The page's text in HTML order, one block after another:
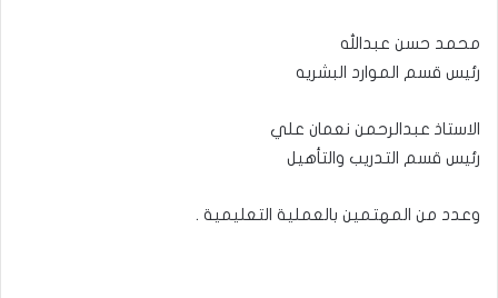
محمد حسن عبدالله
رئيس قسم الموارد البشريه
الاستاذ عبدالرحمن نعمان علي
رئيس قسم التدريب والتأهيل
وعدد من المهتمين بالعملية التعليمية .